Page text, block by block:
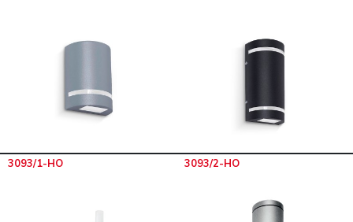
3093/1-HO 3093/2-HO